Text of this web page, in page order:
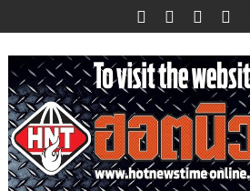
to
content